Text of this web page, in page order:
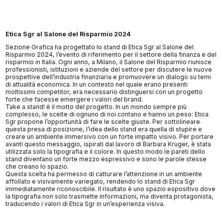
Etica Sgr al Salone del Risparmio 2024
Sezione Grafica ha progettato lo stand di Etica Sgr al Salone del
Risparmio 2024, l’evento di riferimento per il settore della finanza e del
risparmio in Italia. Ogni anno, a Milano, il Salone del Risparmio riunisce
professionisti, istituzioni e aziende del settore per discutere le nuove
prospettive dell’industria finanziaria e promuovere un dialogo su temi
di attualità economica. In un contesto nel quale erano presenti
moltissimi competitor, era necessario distinguersi con un progetto
forte che facesse emergere i valori del brand.
Take a stand! è il motto del progetto. In un mondo sempre più
complesso, le scelte di ognuno di noi contano e hanno un peso: Etica
Sgr propone l’opportunità di fare le scelte giuste. Per sottolineare
questa presa di posizione, l’idea dello stand era quella di stupire e
creare un ambiente immersivo con un forte impatto visivo. Per portare
avanti questo messaggio, ispirati dal lavoro di Barbara Kruger, è stata
utilizzata solo la tipografia e il colore. In questo modo le pareti dello
stand diventano un forte mezzo espressivo e sono le parole stesse
che creano lo spazio.
Questa scelta ha permesso di catturare l’attenzione in un ambiente
affollato e visivamente variegato, rendendo lo stand di Etica Sgr
immediatamente riconoscibile. Il risultato è uno spazio espositivo dove
la tipografia non solo trasmette informazioni, ma diventa protagonista,
traducendo i valori di Etica Sgr in un’esperienza visiva.